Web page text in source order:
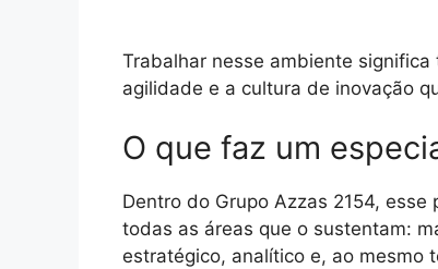
Trabalhar nesse ambiente
agilidade e a cultura de inovação
O que faz um
Dentro do Grupo Azzas 2154,
todas as áreas que o sustentam:
estratégico, analítico e, ao mesmo